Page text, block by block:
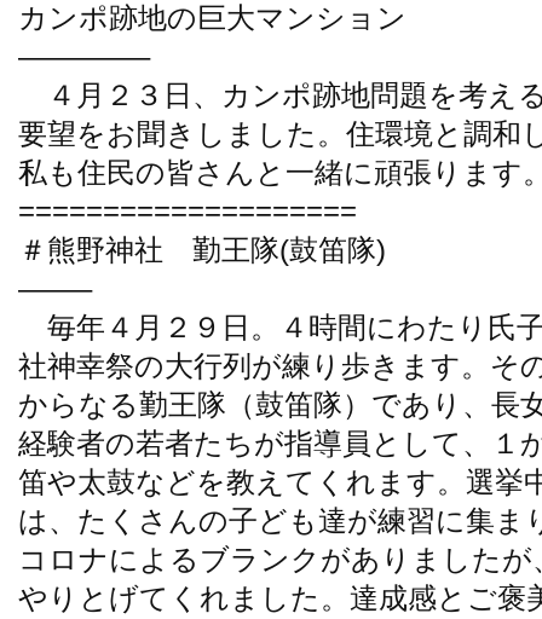
カンポ跡地の巨大マンション
————–
４月２３日、カンポ跡地問題を考え
要望をお聞きしました。住環境と調和
私も住民の皆さんと一緒に頑張ります
====================
＃熊野神社 勤王隊(鼓笛隊)
——–
毎年４月２９日。４時間にわたり氏
社神幸祭の大行列が練り歩きます。そ
からなる勤王隊（鼓笛隊）であり、長
経験者の若者たちが指導員として、１
笛や太鼓などを教えてくれます。選挙
は、たくさんの子ども達が練習に集ま
コロナによるブランクがありました
やりとげてくれました。達成感とご褒